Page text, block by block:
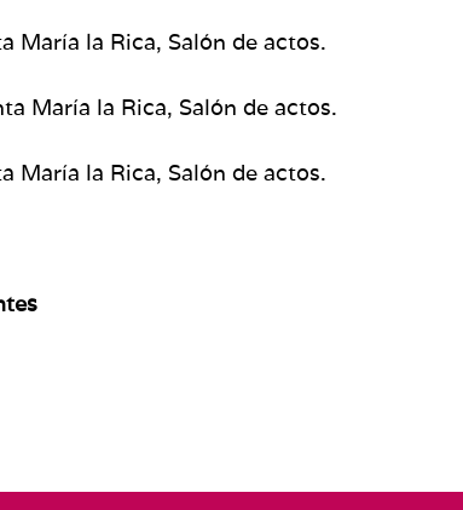
María la Rica, Salón de actos.
María la Rica, Salón de actos.
María la Rica, Salón de actos.